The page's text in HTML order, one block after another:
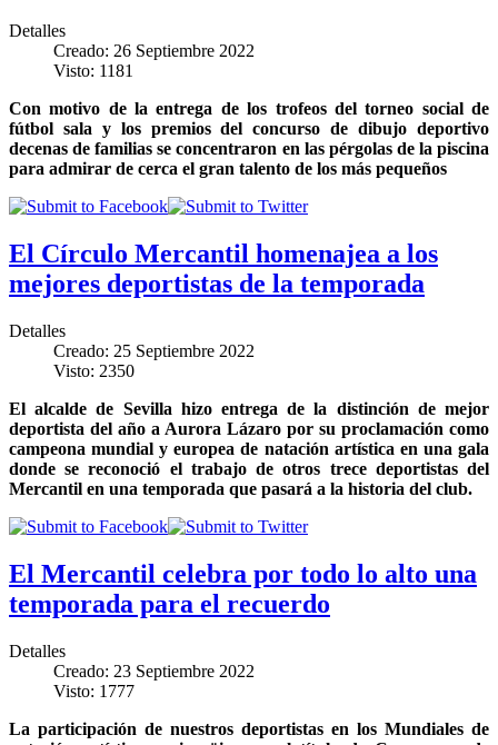
Detalles
Creado: 26 Septiembre 2022
Visto: 1181
Con motivo de la entrega de los trofeos del torneo social de
fútbol sala y los premios del concurso de dibujo deportivo
decenas de familias se concentraron en las pérgolas de la piscina
para admirar de cerca el gran talento de los más pequeños
El Círculo Mercantil homenajea a los
mejores deportistas de la temporada
Detalles
Creado: 25 Septiembre 2022
Visto: 2350
El alcalde de Sevilla hizo entrega de la distinción de mejor
deportista del año a Aurora Lázaro por su proclamación como
campeona mundial y europea de natación artística en una gala
donde se reconoció el trabajo de otros trece deportistas del
Mercantil en una temporada que pasará a la historia del club.
El Mercantil celebra por todo lo alto una
temporada para el recuerdo
Detalles
Creado: 23 Septiembre 2022
Visto: 1777
La participación de nuestros deportistas en los Mundiales de